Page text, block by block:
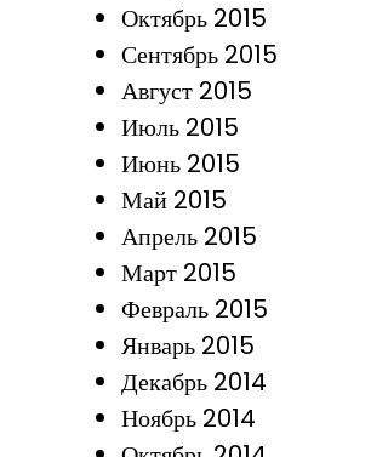
Октябрь 2015
Сентябрь 2015
Август 2015
Июль 2015
Июнь 2015
Май 2015
Апрель 2015
Март 2015
Февраль 2015
Январь 2015
Декабрь 2014
Ноябрь 2014